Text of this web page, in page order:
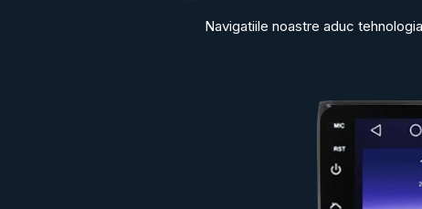
Navigatiile noastre aduc